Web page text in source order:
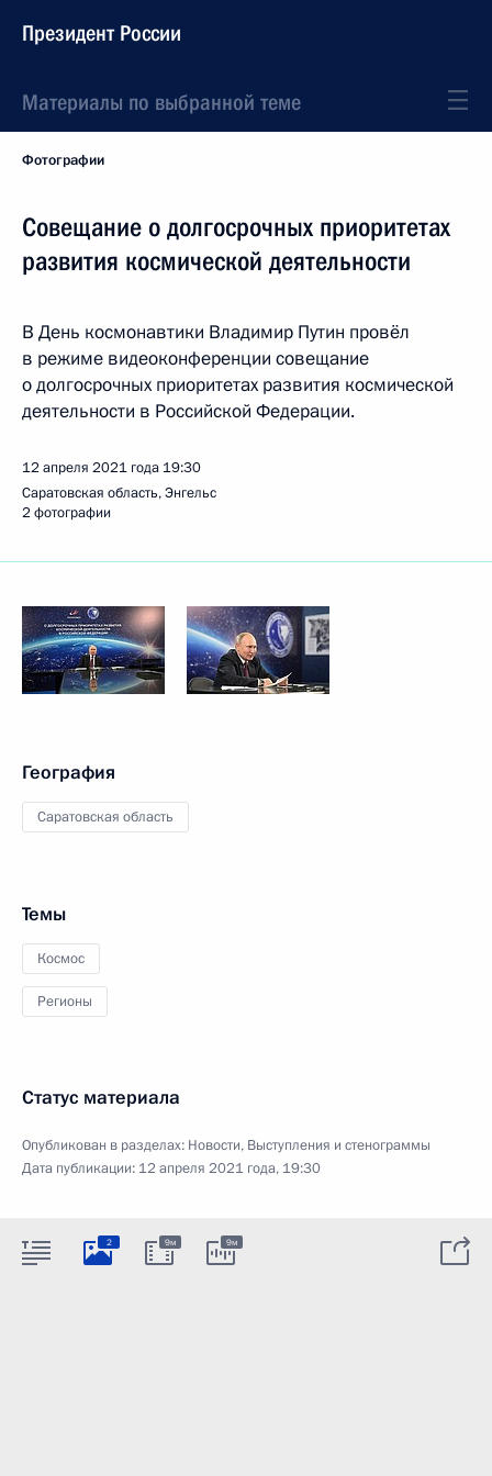
Президент России
Материалы по выбранной теме
Фотографии
Совещание о долгосрочных приоритетах
развития космической деятельности
В День космонавтики Владимир Путин провёл
в режиме видеоконференции совещание
о долгосрочных приоритетах развития космической
деятельности в Российской Федерации.
12 апреля 2021 года 19:30
Саратовская область, Энгельс
2 фотографии
География
Саратовская область
Темы
Космос
Регионы
Статус материала
Опубликован в разделах: Новости, Выступления и стенограммы
Дата публикации: 12 апреля 2021 года, 19:30
2 9м 9м